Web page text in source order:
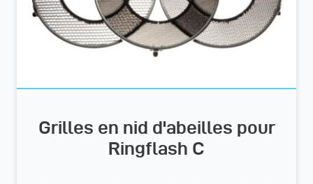
Grilles en nid d'abeilles pour
Ringflash C